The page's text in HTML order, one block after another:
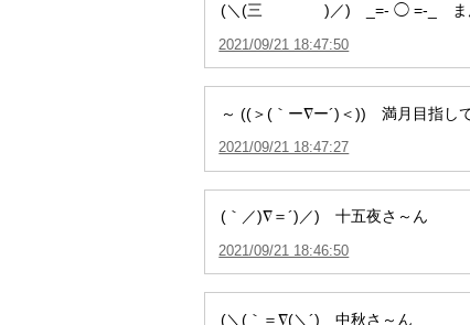
(＼(三 )／) _=- ◯ =-_ まん
2021/09/21 18:47:50
～ ((＞(｀ー∇ー´)＜)) 満月目指し
2021/09/21 18:47:27
(｀／)∇＝´)／) 十五夜さ～ん
2021/09/21 18:46:50
(＼(｀＝∇(＼´) 中秋さ～ん